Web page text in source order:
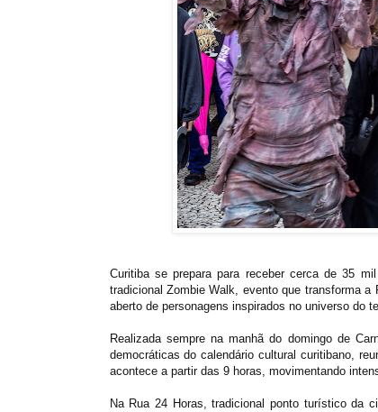
Curitiba se prepara para receber cerca de 35
tradicional Zombie Walk, evento que transforma
aberto de personagens inspirados no universo do
Realizada sempre na manhã do domingo de
democráticas do calendário cultural curitibano,
acontece a partir das 9 horas, movimentando
Na Rua 24 Horas, tradicional ponto turístico da